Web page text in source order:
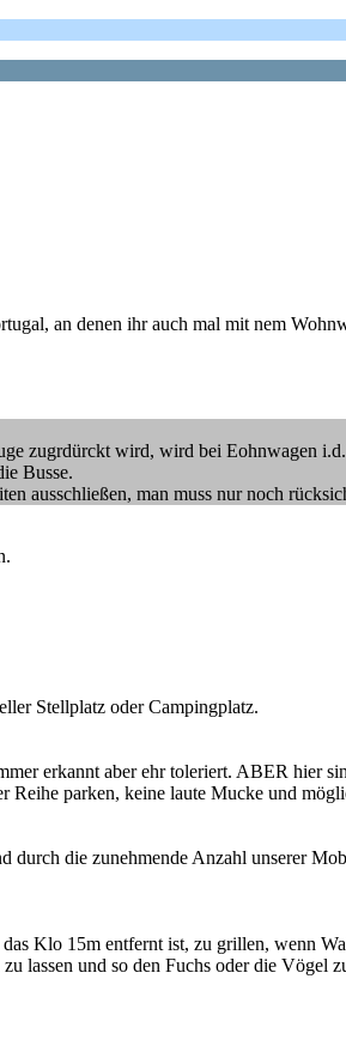
an denen ihr auch mal mit nem
zugrdürckt wird, wird bei Eohnwagen
Busse.
ausschließen, man muss nur noch
Stellplatz oder Campingplatz.
erkannt aber ehr toleriert. ABER hier
Reihe parken, keine laute Mucke und
die zunehmende Anzahl unserer
Klo 15m entfernt ist, zu grillen, wenn
lassen und so den Fuchs oder die